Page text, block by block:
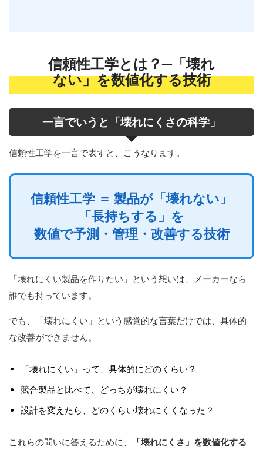
信頼性工学とは？─「壊れ
ない」を数値化する技術
一言でいうと「壊れにくさの科学」
信頼性工学を一言で表すと、こうなります。
信頼性工学 ＝ 製品が「壊れない」
「長持ちする」を
数値で予測・管理・改善する技術
「壊れにくい製品を作りたい」という想いは、メーカーなら
誰でも持っています。
でも、「壊れにくい」という感覚的な言葉だけでは、具体的
な改善ができません。
「壊れにくい」って、具体的にどのくらい？
競合製品と比べて、どっちが壊れにくい？
設計を変えたら、どのくらい壊れにくくなった？
これらの問いに答えるために、
「壊れにくさ」を数値化する